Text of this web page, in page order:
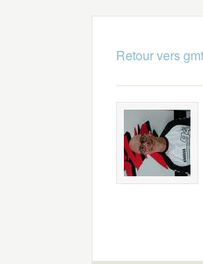
Retour vers